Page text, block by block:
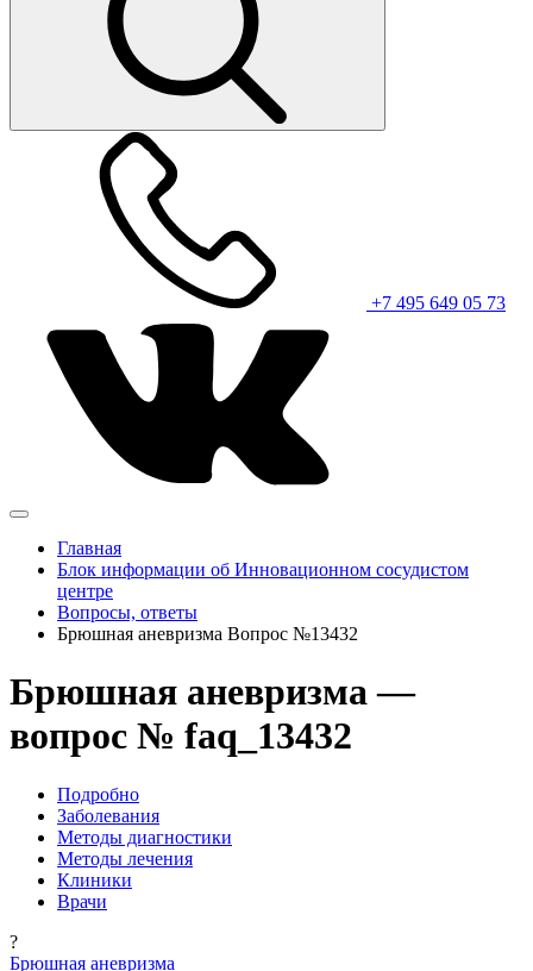
+7 495 649 05 73
Главная
Блок информации об Инновационном сосудистом
центре
Вопросы, ответы
Брюшная аневризма Вопрос №13432
Брюшная аневризма —
вопрос № faq_13432
Подробно
Заболевания
Методы диагностики
Методы лечения
Клиники
Врачи
?
Брюшная аневризма